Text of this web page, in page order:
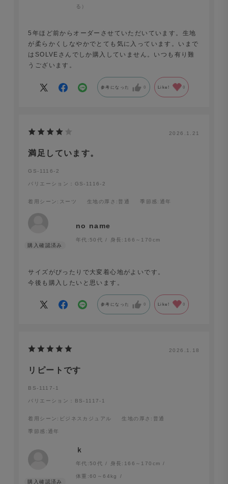
る）
5年ほど前からオーダーさせていただいています。生地
が柔らかくしなやかでとても気に入っています。いまで
はSOLVEさんでしか購入していません。いつも有り難
うございます。
参考になった 0 Like! 0
2026.1.21
満足しています。
GS-1116-2
バリエーション：GS-1116-2
着用シーン :スーツ 生地の厚さ :普通 季節感:通年
no name
年代: 50代 身長: 166～170cm
サイズがぴったりで大変着心地がよいです。
今後も購入したいと思います。
参考になった 0 Like! 0
2026.1.18
リピートです
BS-1117-1
バリエーション：BS-1117-1
着用シーン :ビジネスカジュアル 生地の厚さ :普通
季節感 :通年
ｋ
年代: 50代 身長: 166～170cm
体重:60～64kg